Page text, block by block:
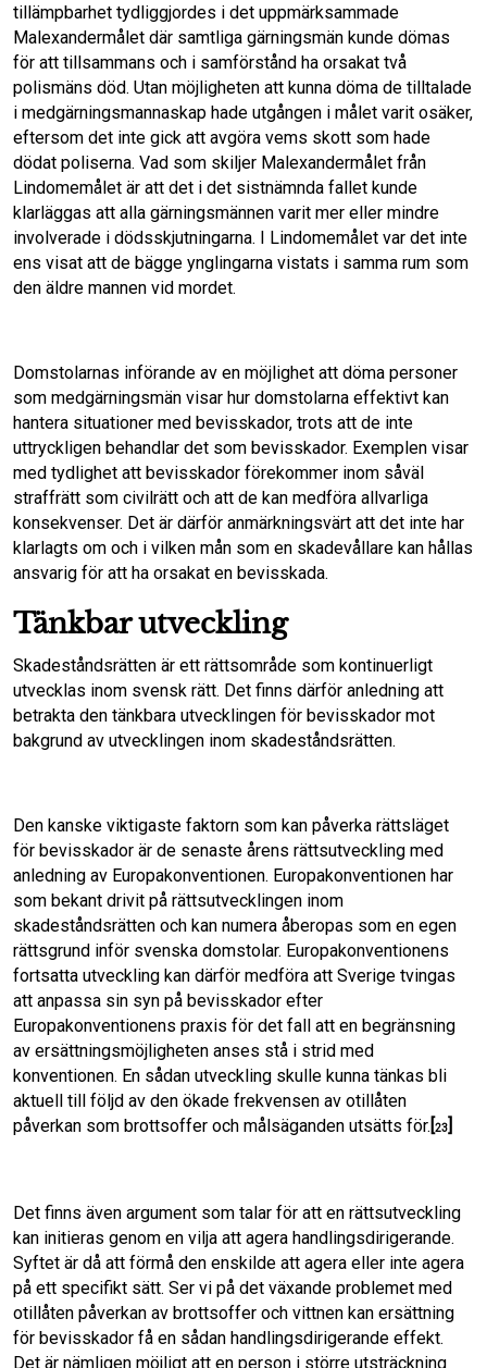
tillämpbarhet tydliggjordes i det uppmärksammade
Malexandermålet där samtliga gärningsmän kunde dömas
för att tillsammans och i samförstånd ha orsakat två
polismäns död. Utan möjligheten att kunna döma de till­talade
i medgärningsmannaskap hade utgången i målet varit osäker,
eftersom det inte gick att avgöra vems skott som hade
dödat poliserna. Vad som skiljer Malexandermålet från
Lindomemålet är att det i det sistnämnda fallet kunde
klarläggas att alla gärningsmännen varit mer eller mindre
involverade i dödsskjutningarna. I Lindomemålet var det inte
ens visat att de bägge ynglingarna vistats i samma rum som
den äldre mannen vid mordet.
Domstolarnas införande av en möjlighet att döma personer
som medgärningsmän visar hur domstolarna effektivt kan
hantera situationer med bevisskador, trots att de inte
uttryckligen behandlar det som bevisskador. Exemplen visar
med tydlighet att bevisskador förekommer inom såväl
straffrätt som civilrätt och att de kan medföra allvarliga
konsekvenser. Det är därför anmärkningsvärt att det inte har
klarlagts om och i vilken mån som en skadevållare kan hållas
ansvarig för att ha orsakat en bevisskada.
Tänkbar utveckling
Skadeståndsrätten är ett rättsområde som kontinuerligt
utvecklas inom svensk rätt. Det finns därför anledning att
betrakta den tänkbara utvecklingen för bevisskador mot
bakgrund av utvecklingen inom skadeståndsrätten.
Den kanske viktigaste faktorn som kan påverka rättsläget
för bevisskador är de senaste årens rättsutveckling med
anledning av Europakonventionen. Europakonventionen har
som bekant drivit på rättsutvecklingen inom
skadeståndsrätten och kan numera åberopas som en egen
rättsgrund inför svenska domstolar. Europakonventionens
fortsatta utveckling kan därför medföra att Sverige tvingas
att anpassa sin syn på bevisskador efter
Europakonventionens praxis för det fall att en begränsning
av ersättningsmöjligheten anses stå i strid med
konventionen. En sådan utveckling skulle kunna tänkas bli
aktuell till följd av den ökade frekvensen av otillåten
påverkan som brottsoffer och målsäganden utsätts för. [23]
Det finns även argument som talar för att en rättsutveckling
kan initieras genom en vilja att agera handlingsdirigerande.
Syftet är då att förmå den enskilde att agera eller inte agera
på ett specifikt sätt. Ser vi på det växande problemet med
otillåten påverkan av brottsoffer och vittnen kan ersättning
för bevisskador få en sådan handlingsdirigerande effekt.
Det är nämligen möjligt att en person i större utsträckning